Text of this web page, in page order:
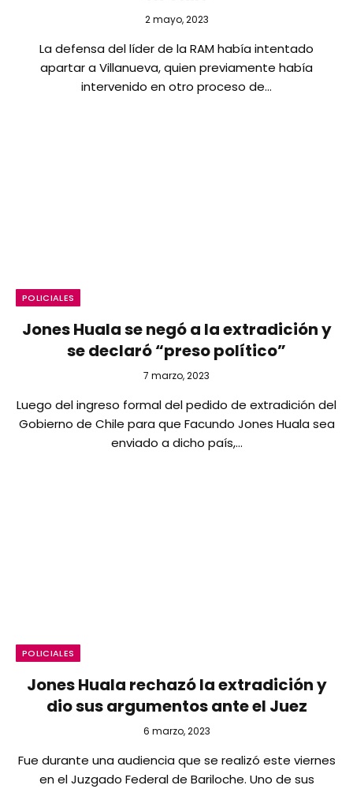
2 mayo, 2023
La defensa del líder de la RAM había intentado
apartar a Villanueva, quien previamente había
intervenido en otro proceso de…
POLICIALES
Jones Huala se negó a la extradición y
se declaró “preso político”
7 marzo, 2023
Luego del ingreso formal del pedido de extradición del
Gobierno de Chile para que Facundo Jones Huala sea
enviado a dicho país,…
POLICIALES
Jones Huala rechazó la extradición y
dio sus argumentos ante el Juez
6 marzo, 2023
Fue durante una audiencia que se realizó este viernes
en el Juzgado Federal de Bariloche. Uno de sus